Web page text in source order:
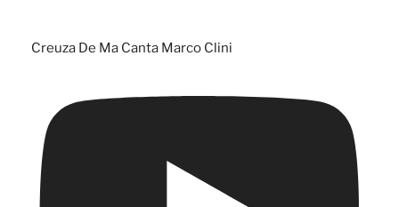
Creuza De Ma Canta Marco Clini